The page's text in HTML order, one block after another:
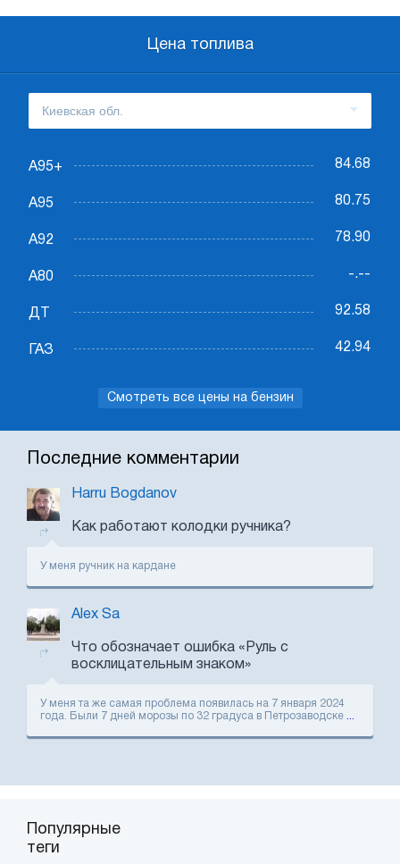
Цена топлива
А95+ 84.68
А95 80.75
А92 78.90
А80 -.--
ДТ 92.58
ГАЗ 42.94
Смотреть все цены на бензин
Последние комментарии
Harru Bogdanov
Как работают колодки ручника?
У меня ручник на кардане
Alex Sa
Что обозначает ошибка «Руль с
восклицательным знаком»
У меня та же самая проблема появилась на 7 января 2024
года. Были 7 дней морозы по 32 градуса в Петрозаводске
Популярные
теги